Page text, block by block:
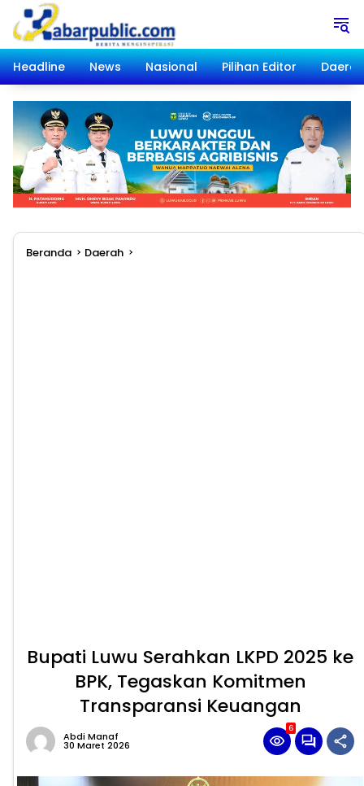
Langsung
konten
Headline
News Nasional Pilihan Editor Daerah
Beranda Daerah
Bupati Luwu Serahkan LKPD 2025 ke
BPK, Tegaskan Komitmen
Transparansi Keuangan
Abdi Manaf
30 Maret 2026
6